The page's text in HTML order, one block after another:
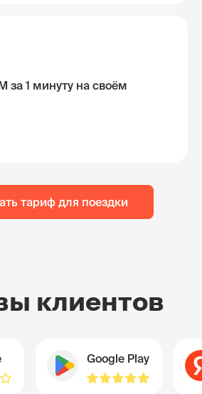
за 1 минуту на своём
тариф для поездки
клиентов
Google Play